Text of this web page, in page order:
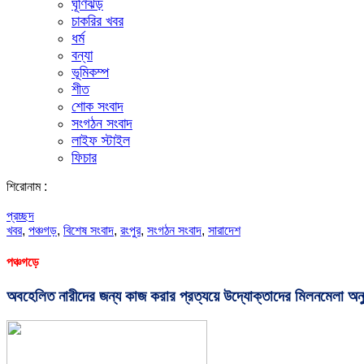
ঘূর্ণিঝড়
চাকরির খবর
ধর্ম
বন্যা
ভূমিকম্প
শীত
শোক সংবাদ
সংগঠন সংবাদ
লাইফ স্টাইল
ফিচার
শিরোনাম :
প্রচ্ছদ
খবর, পঞ্চগড়, বিশেষ সংবাদ, রংপুর, সংগঠন সংবাদ, সারাদেশ
পঞ্চগড়ে
অবহেলিত নারীদের জন্য কাজ করার প্রত্যয়ে উদ্যোক্তাদের মিলনমেলা